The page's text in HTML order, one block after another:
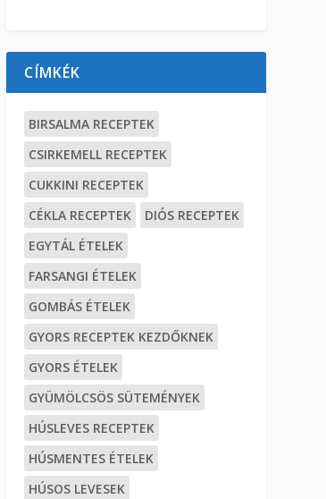
CÍMKÉK
BIRSALMA RECEPTEK
CSIRKEMELL RECEPTEK
CUKKINI RECEPTEK
CÉKLA RECEPTEK
DIÓS RECEPTEK
EGYTÁL ÉTELEK
FARSANGI ÉTELEK
GOMBÁS ÉTELEK
GYORS RECEPTEK KEZDŐKNEK
GYORS ÉTELEK
GYÜMÖLCSÖS SÜTEMÉNYEK
HÚSLEVES RECEPTEK
HÚSMENTES ÉTELEK
HÚSOS LEVESEK